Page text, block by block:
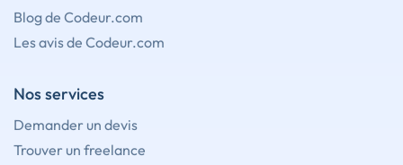
Blog de Codeur.com
Les avis de Codeur.com
Nos services
Demander un devis
Trouver un freelance